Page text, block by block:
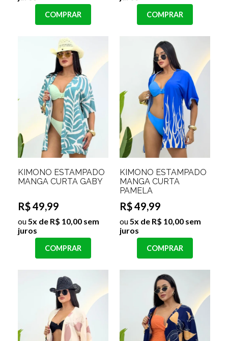
COMPRAR COMPRAR
KIMONO ESTAMPADO
MANGA CURTA GABY
R$ 49,99
ou 5x de R$ 10,00 sem
juros
COMPRAR
KIMONO ESTAMPADO
MANGA CURTA
PAMELA
R$ 49,99
ou 5x de R$ 10,00 sem
juros
COMPRAR